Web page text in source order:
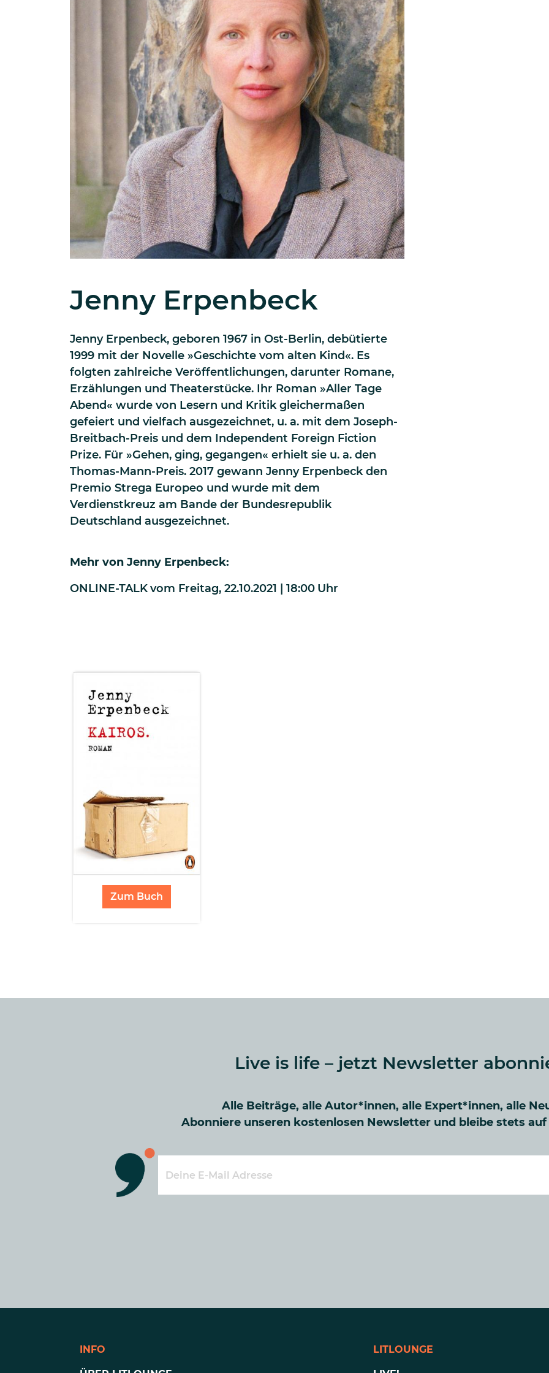
Jenny Erpenbeck
Jenny Erpenbeck, geboren 1967 in Ost-Berlin, debütierte
1999 mit der Novelle »Geschichte vom alten Kind«. Es
folgten zahlreiche Veröffentlichungen, darunter Romane,
Erzählungen und Theaterstücke. Ihr Roman »Aller Tage
Abend« wurde von Lesern und Kritik gleichermaßen
gefeiert und vielfach ausgezeichnet, u. a. mit dem Joseph-
Breitbach-Preis und dem Independent Foreign Fiction
Prize. Für »Gehen, ging, gegangen« erhielt sie u. a. den
Thomas-Mann-Preis. 2017 gewann Jenny Erpenbeck den
Premio Strega Europeo und wurde mit dem
Verdienstkreuz am Bande der Bundesrepublik
Deutschland ausgezeichnet.
Mehr von Jenny Erpenbeck:
ONLINE-TALKvom Freitag, 22.10.2021 | 18:00 Uhr
Zum Buch
Live is life – jetzt Newsletter
Alle Beiträge, alle Autor*innen, alle Expert*innen, alle
Abonniere unseren kostenlosen Newsletter und bleibe stets
INFO LITLOUNGE